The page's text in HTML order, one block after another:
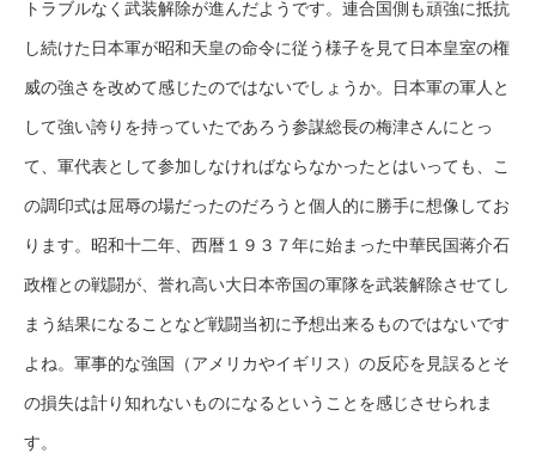
トラブルなく武装解除が進んだようです。連合国側も頑強に抵抗
し続けた日本軍が昭和天皇の命令に従う様子を見て日本皇室の権
威の強さを改めて感じたのではないでしょうか。日本軍の軍人と
して強い誇りを持っていたであろう参謀総長の梅津さんにとっ
て、軍代表として参加しなければならなかったとはいっても、こ
の調印式は屈辱の場だったのだろうと個人的に勝手に想像してお
ります。昭和十二年、西暦１９３７年に始まった中華民国蒋介石
政権との戦闘が、誉れ高い大日本帝国の軍隊を武装解除させてし
まう結果になることなど戦闘当初に予想出来るものではないです
よね。軍事的な強国（アメリカやイギリス）の反応を見誤るとそ
の損失は計り知れないものになるということを感じさせられま
す。